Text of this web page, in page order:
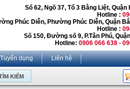
Số 62, Ngõ 37, Tổ 3 Bằng Liệt, Quận
Hotline :
Phúc Diễn, Phường Phúc Diễn, Quận
Hotline :
Số 150, Đường số 9, P.Tân Phú,
Hotline: 0906 066 638 -
Tuyển dụng Liên hệ